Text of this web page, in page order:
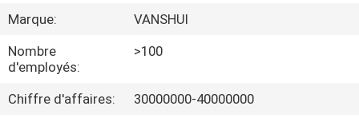
À
PROPOS
DE
Marque:
VANSHUI
Nombre
d'employés:
>100
Chiffre d'affaires:
30000000-40000000